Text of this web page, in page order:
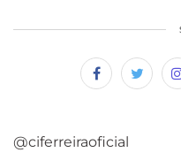
@ciferreiraoficial